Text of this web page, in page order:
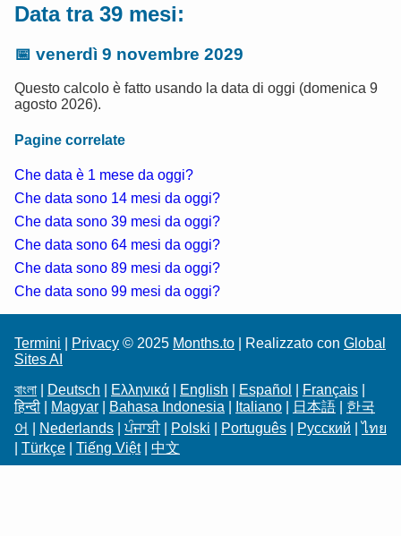
Data tra 39 mesi:
📅 venerdì 9 novembre 2029
Questo calcolo è fatto usando la data di oggi (domenica 9
agosto 2026).
Pagine correlate
Che data è 1 mese da oggi?
Che data sono 14 mesi da oggi?
Che data sono 39 mesi da oggi?
Che data sono 64 mesi da oggi?
Che data sono 89 mesi da oggi?
Che data sono 99 mesi da oggi?
Termini Privacy © 2025 Months.to | Realizzato con Global
Sites AI
বাংলা
Deutsch Ελληνικά English Español Français
हिन्दी
Magyar Bahasa Indonesia Italiano 日本語
한국
어
Nederlands |ਪੰਜਾਬੀ| Polski Português Русский |ไทย
Türkçe Tiếng Việt| 中文